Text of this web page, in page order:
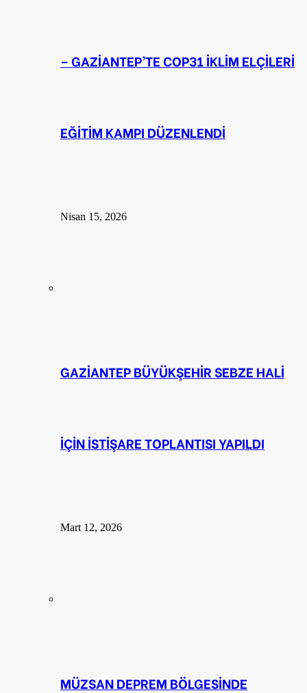
– GAZİANTEP’TE COP31 İKLİM ELÇİLERİ
EĞİTİM KAMPI DÜZENLENDİ
Nisan 15, 2026
GAZİANTEP BÜYÜKŞEHİR SEBZE HALİ
İÇİN İSTİŞARE TOPLANTISI YAPILDI
Mart 12, 2026
MÜZSAN DEPREM BÖLGESİNDE